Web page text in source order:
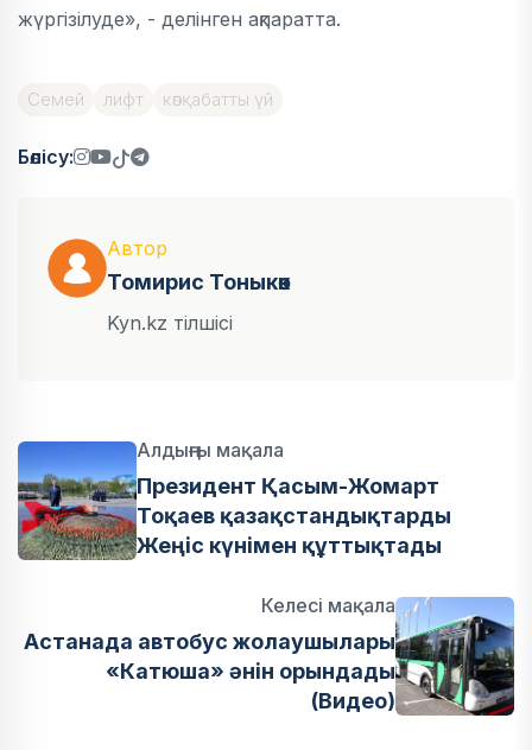
жүргізілуде», - делінген ақпаратта.
Семей лифт көпқабатты үй
Бөлісу:
Автор
Томирис Тоныкөк
Kyn.kz тілшісі
Алдыңғы мақала
Президент Қасым-Жомарт
Тоқаев қазақстандықтарды
Жеңіс күнімен құттықтады
Келесі мақала
Астанада автобус жолаушылары
«Катюша» әнін орындады
(Видео)